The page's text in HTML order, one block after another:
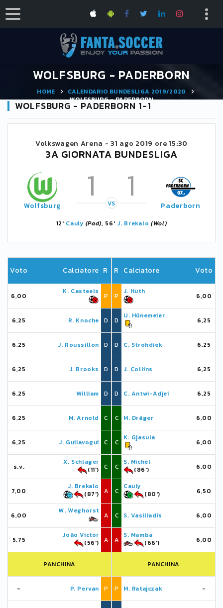
WOLFSBURG - PADERBORN
HOME
CALENDARIO BUNDESLIGA 2019/2020
WOLFSBURG - PADERBORN
WOLFSBURG - PADERBORN 1-1
Volkswagen Arena -31 ago 2019 ore 15:30
3A GIORNATA BUNDESLIGA
Wolfsburg 1 1
VS Paderborn
12' Cauly (Pad), 56' J. Brekalo (Wol)
Voto Calciatore R
6,00
K. Casteels
P
6,25 R. Knoche D
6,25 J. Roussillon D
6,25 J. Brooks D
6,25 William D
6,25 M. Arnold C
6,25 J. Guilavogui C
s.v.
X. Schlager
(11')
C
7,00
J. Brekalo
(87')
A
6,00
W. Weghorst
A
5,75
João Victor
(56')
A
PANCHINA
- P. Pervan P
R Calciatore Voto
P
J. Huth
6,00
D
U. Hünemeier
6,25
D C. Strohdiek 6,25
D J. Collins 6,25
D C. Antwi-Adjei 6,25
C M. Dräger 6,00
C
K. Gjasula
6,00
C
S. Michel
(86')
6,00
C
Cauly
(80')
6,50
C S. Vasiliadis 6,00
A
S. Mamba
(66')
6,00
PANCHINA
P M. Ratajczak -